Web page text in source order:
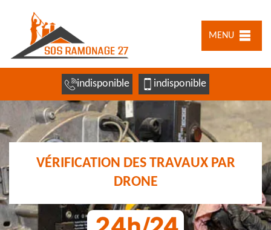
MENU
indisponible indisponible
VÉRIFICATION DES TRAVAUX PAR
DRONE